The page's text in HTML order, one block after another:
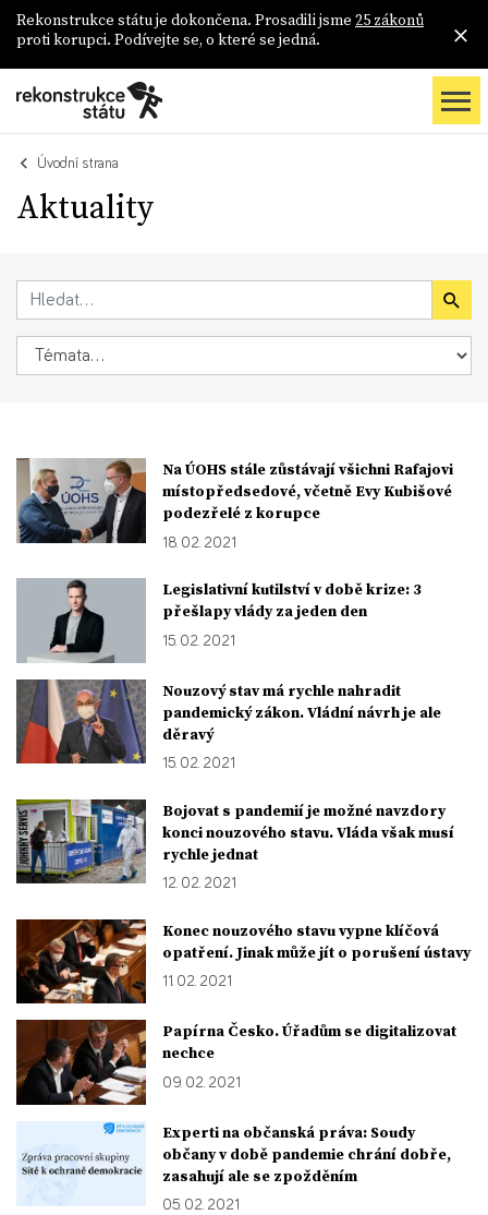
Rekonstrukce státu je dokončena. Prosadili jsme 25 zákonů
proti korupci. Podívejte se, o které se jedná.
Úvodní strana
Aktuality
Na ÚOHS stále zůstávají všichni Rafajovi
místopředsedové, včetně Evy Kubišové
podezřelé z korupce
18. 02. 2021
Legislativní kutilství v době krize: 3
přešlapy vlády za jeden den
15. 02. 2021
Nouzový stav má rychle nahradit
pandemický zákon. Vládní návrh je ale
děravý
15. 02. 2021
Bojovat s pandemií je možné navzdory
konci nouzového stavu. Vláda však musí
rychle jednat
12. 02. 2021
Konec nouzového stavu vypne klíčová
opatření. Jinak může jít o porušení ústavy
11. 02. 2021
Papírna Česko. Úřadům se digitalizovat
nechce
09. 02. 2021
Experti na občanská práva: Soudy
občany v době pandemie chrání dobře,
zasahují ale se zpožděním
05. 02. 2021